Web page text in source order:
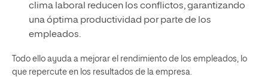
clima laboral reducen los conflictos, garantizando
una óptima productividad por parte de los
empleados.
Todo ello ayuda a mejorar el rendimiento de los empleados, lo
que repercute en los resultados de la empresa.